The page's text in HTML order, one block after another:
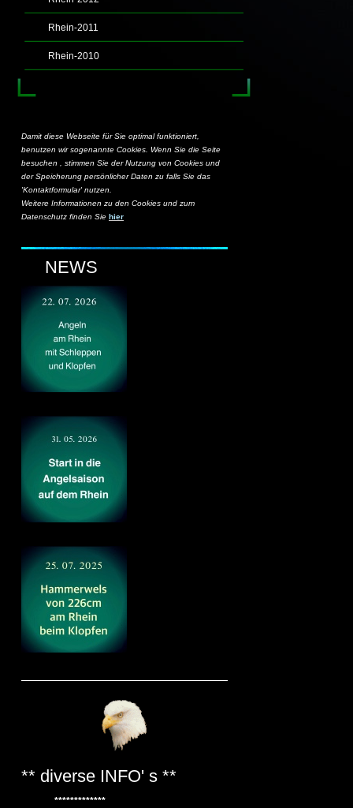
Rhein-2011
Rhein-2010
Damit diese Webseite für Sie optimal funktioniert,
benutzen wir sogenannte Cookies. Wenn Sie die Seite
besuchen , stimmen Sie der Nutzung von Cookies und
der Speicherung persönlicher Daten zu falls Sie das
'Kontaktformular' nutzen.
Weitere Informationen zu den Cookies und zum
Datenschutz finden Sie hier
NEWS
** diverse INFO' s **
*************